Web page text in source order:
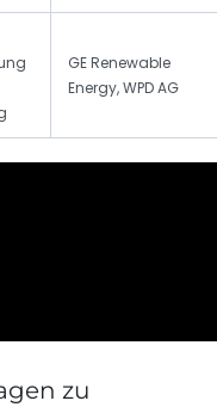
GE Renewable
Energy, WPD AG
zu